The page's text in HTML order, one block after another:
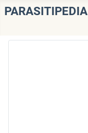
PARASITIPEDIA